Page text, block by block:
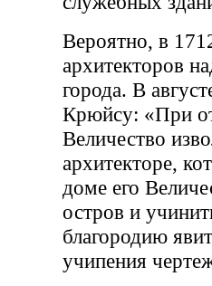
Вероятно, в
архитекторов
города. В
Крюйсу: «При
Величество
архитекторе,
доме его
остров и
благородию
учипения